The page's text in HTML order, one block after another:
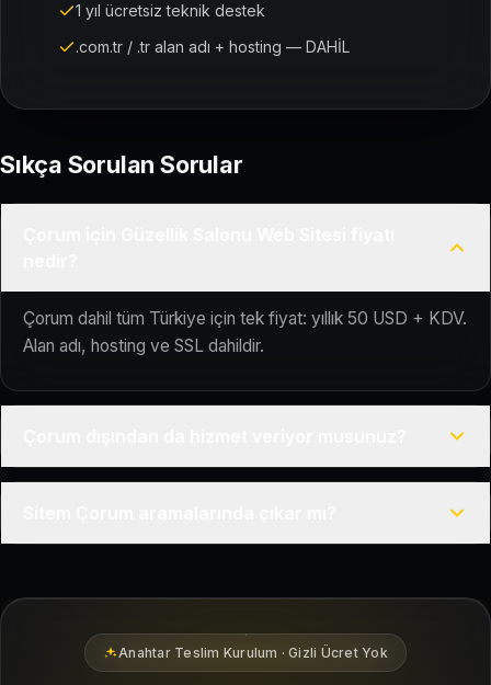
1 yıl ücretsiz teknik destek
.com.tr / .tr alan adı + hosting — DAHİL
Sıkça Sorulan Sorular
Çorum dahil tüm Türkiye için tek fiyat: yıllık 50 USD + KDV.
Alan adı, hosting ve SSL dahildir.
Çorum bölgesindeki yerel müşterilerin sizi bulmasına
Anahtar Teslim Kurulum · Gizli Ücret Yok